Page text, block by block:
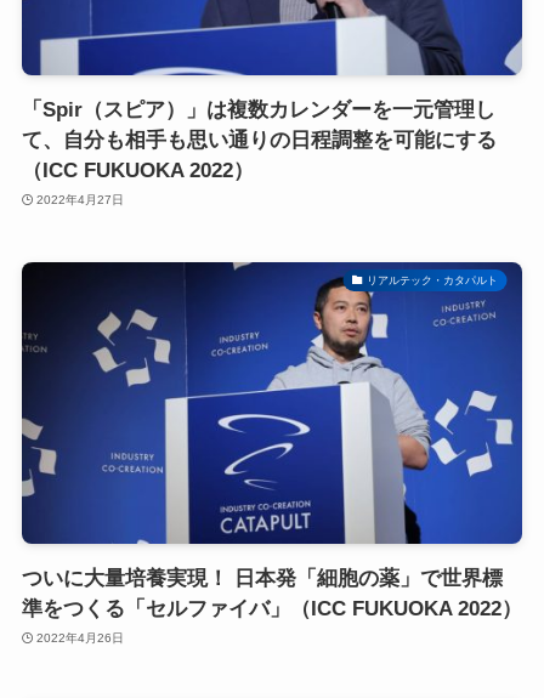
「Spir（スピア）」は複数カレンダーを一元管理し
て、自分も相手も思い通りの日程調整を可能にする
（ICC FUKUOKA 2022）
2022年4月27日
リアルテック・カタパルト
ついに大量培養実現！ 日本発「細胞の薬」で世界標
準をつくる「セルファイバ」（ICC FUKUOKA 2022）
2022年4月26日